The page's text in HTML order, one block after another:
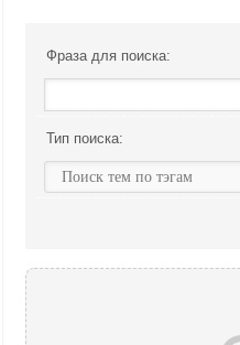
Фраза для поиска:
Тип поиска: